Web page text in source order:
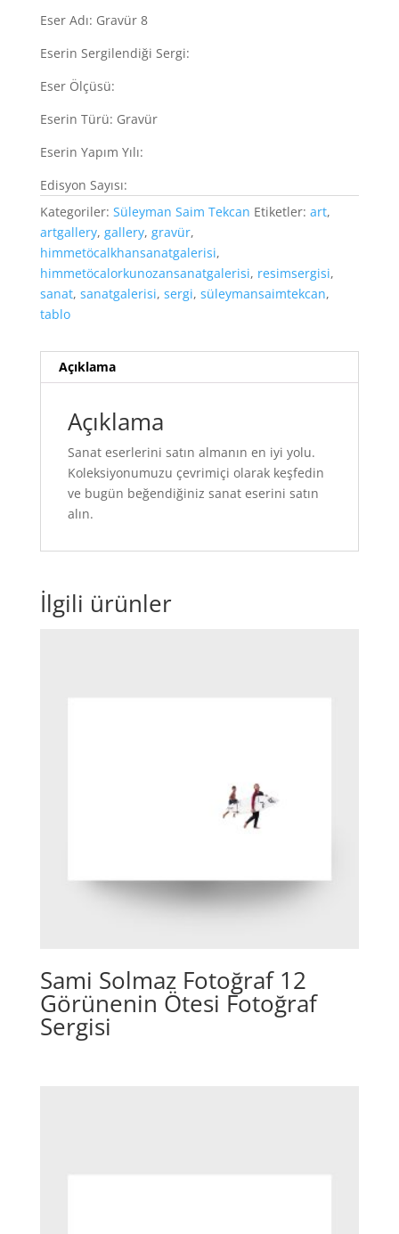
Eser Adı: Gravür 8
Eserin Sergilendiği Sergi:
Eser Ölçüsü:
Eserin Türü: Gravür
Eserin Yapım Yılı:
Edisyon Sayısı:
Kategoriler: Süleyman Saim Tekcan Etiketler: art,
artgallery, gallery, gravür,
himmetöcalkhansanatgalerisi,
himmetöcalorkunozansanatgalerisi, resimsergisi,
sanat, sanatgalerisi, sergi, süleymansaimtekcan,
tablo
Açıklama
Açıklama
Sanat eserlerini satın almanın en iyi yolu.
Koleksiyonumuzu çevrimiçi olarak keşfedin
ve bugün beğendiğiniz sanat eserini satın
alın.
İlgili ürünler
Sami Solmaz Fotoğraf 12
Görünenin Ötesi Fotoğraf
Sergisi